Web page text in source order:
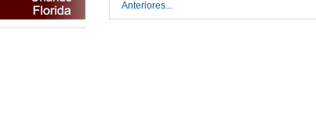
Anteriores...